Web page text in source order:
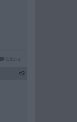
Citera
#2